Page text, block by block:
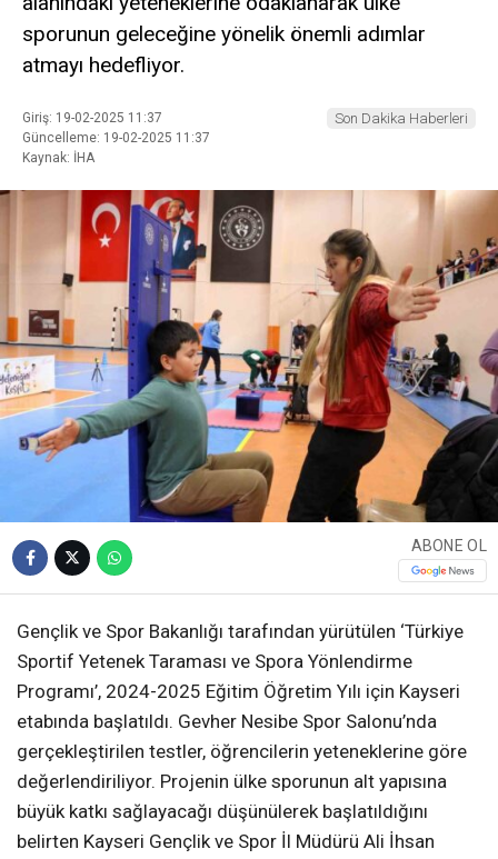
sporunun geleceğine yönelik önemli adımlar
atmayı hedefliyor.
Giriş: 19-02-2025 11:37
Güncelleme: 19-02-2025 11:37
Kaynak: İHA
Son Dakika Haberleri
ABONE OL
Gençlik ve Spor Bakanlığı tarafından yürütülen ‘Türkiye
Sportif Yetenek Taraması ve Spora Yönlendirme
Programı’, 2024-2025 Eğitim Öğretim Yılı için Kayseri
etabında başlatıldı. Gevher Nesibe Spor Salonu’nda
gerçekleştirilen testler, öğrencilerin yeteneklerine göre
değerlendiriliyor. Projenin ülke sporunun alt yapısına
büyük katkı sağlayacağı düşünülerek başlatıldığını
belirten Kayseri Gençlik ve Spor İl Müdürü Ali İhsan